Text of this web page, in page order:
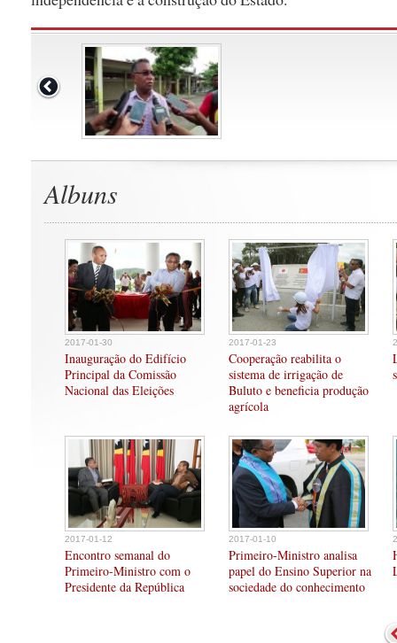
Albuns
2017-01-30
Inauguração do Edifício
Principal da Comissão
Nacional das Eleições
2017-01-23
Cooperação reabilita o
sistema de irrigação de
Buluto e beneficia produção
agrícola
2017-01-12
Encontro semanal do
Primeiro-Ministro com o
Presidente da República
2017-01-10
Primeiro-Ministro analisa
papel do Ensino Superior na
sociedade do conhecimento